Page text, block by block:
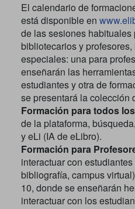
El calendario de
está disponible en
de las sesiones habituales
bibliotecarios y
especiales: una para
enseñarán las
estudiantes y otra de
se presentará la colección
Formación para todos
de la plataforma,
y eLi (IA de eLibro).
Formación para
interactuar con
bibliografía, campus
10, donde se enseñarán
interactuar con los